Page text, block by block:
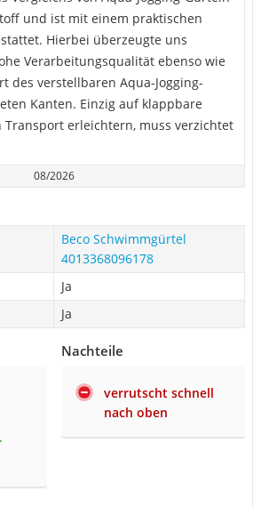
und ist mit einem praktischen
Hierbei überzeugte uns
Verarbeitungsqualität ebenso wie
des verstellbaren Aqua-Jogging-
Kanten. Einzig auf klappbare
Transport erleichtern, muss verzichtet
08/2026
Beco Schwimmgürtel
4013368096178
Ja
Ja
Nachteile
verrutscht schnell
nach oben